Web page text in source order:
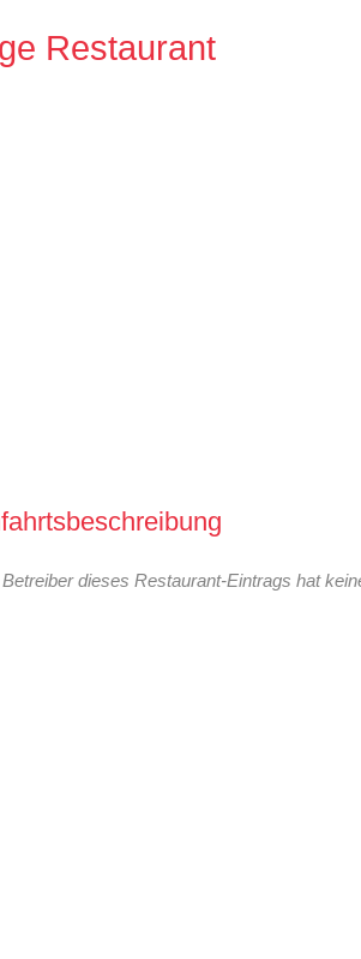
Restaurant
dieses Restaurant-Eintrags hat